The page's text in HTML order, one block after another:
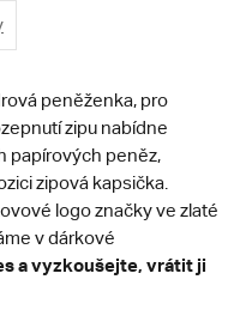
peněženka, pro
zipu nabídne
papírových peněz,
zipová kapsička.
logo značky ve zlaté
v dárkové
a vyzkoušejte, vrátit ji